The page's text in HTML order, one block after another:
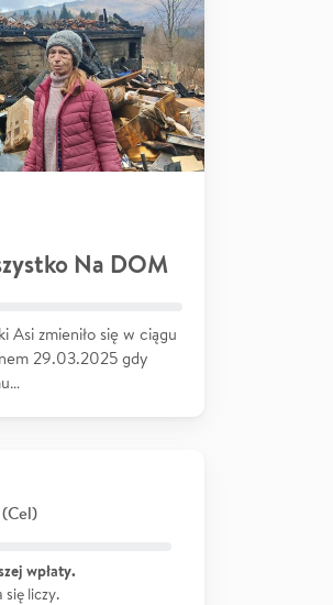
Na DOM
Asi zmieniło się w ciągu
29.03.2025 gdy
wpłaty.
się liczy.